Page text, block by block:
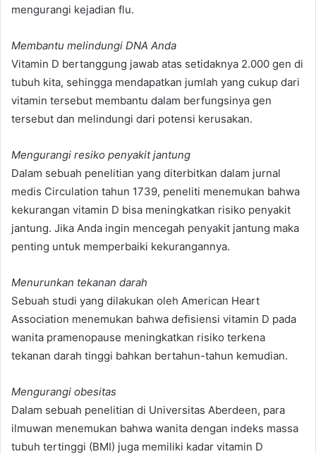
mengurangi kejadian flu.
Membantu melindungi DNA Anda
Vitamin D bertanggung jawab atas setidaknya 2.000 gen di
tubuh kita, sehingga mendapatkan jumlah yang cukup dari
vitamin tersebut membantu dalam berfungsinya gen
tersebut dan melindungi dari potensi kerusakan.
Mengurangi resiko penyakit jantung
Dalam sebuah penelitian yang diterbitkan dalam jurnal
medis Circulation tahun 1739, peneliti menemukan bahwa
kekurangan vitamin D bisa meningkatkan risiko penyakit
jantung. Jika Anda ingin mencegah penyakit jantung maka
penting untuk memperbaiki kekurangannya.
Menurunkan tekanan darah
Sebuah studi yang dilakukan oleh American Heart
Association menemukan bahwa defisiensi vitamin D pada
wanita pramenopause meningkatkan risiko terkena
tekanan darah tinggi bahkan bertahun-tahun kemudian.
Mengurangi obesitas
Dalam sebuah penelitian di Universitas Aberdeen, para
ilmuwan menemukan bahwa wanita dengan indeks massa
tubuh tertinggi (BMI) juga memiliki kadar vitamin D